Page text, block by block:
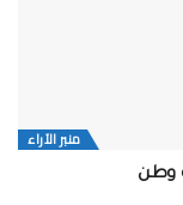
منبر الآراء
وطن